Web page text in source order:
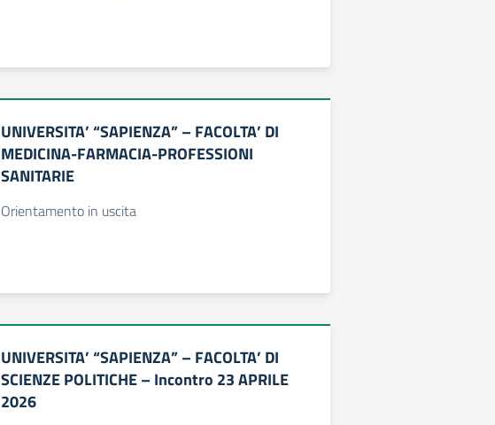
UNIVERSITA’ “SAPIENZA” – FACOLTA’ DI
MEDICINA-FARMACIA-PROFESSIONI
SANITARIE
Orientamento in uscita
UNIVERSITA’ “SAPIENZA” – FACOLTA’ DI
SCIENZE POLITICHE – Incontro 23 APRILE
2026